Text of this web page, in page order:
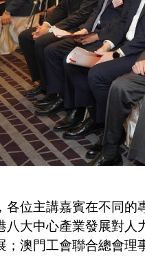
主講嘉賓在不同的
八大中心產業發展對
；澳門工會聯合總會